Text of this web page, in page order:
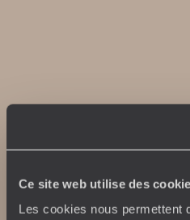
Ce site web utilise des
Les cookies nous permettent